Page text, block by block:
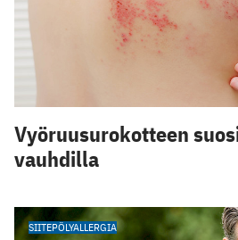
Vyöruusurokotteen
vauhdilla
SIITEPÖLYALLERGIA